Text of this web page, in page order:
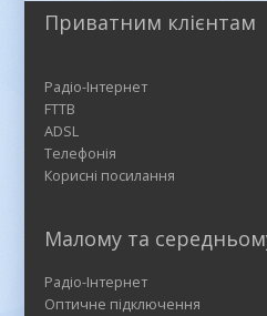
Приватним клієнтам
Радіо-Інтернет
FTTB
ADSL
Телефонія
Корисні посилання
Малому та
Радіо-Інтернет
Оптичне підключення